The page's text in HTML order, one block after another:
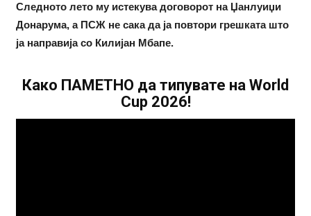
Следното лето му истекува договорот на Џанлуиџи
Донарума, а ПСЖ не сака да ја повтори грешката што
ја направија со Килијан Мбапе.
Како ПАМЕТНО да типувате на World
Cup 2026!